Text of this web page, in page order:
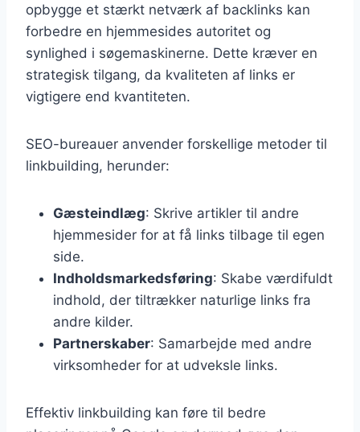
opbygge et stærkt netværk af backlinks kan
forbedre en hjemmesides autoritet og
synlighed i søgemaskinerne. Dette kræver en
strategisk tilgang, da kvaliteten af links er
vigtigere end kvantiteten.
SEO-bureauer anvender forskellige metoder til
linkbuilding, herunder:
Gæsteindlæg: Skrive artikler til andre
hjemmesider for at få links tilbage til egen
side.
Indholdsmarkedsføring: Skabe værdifuldt
indhold, der tiltrækker naturlige links fra
andre kilder.
Partnerskaber: Samarbejde med andre
virksomheder for at udveksle links.
Effektiv linkbuilding kan føre til bedre